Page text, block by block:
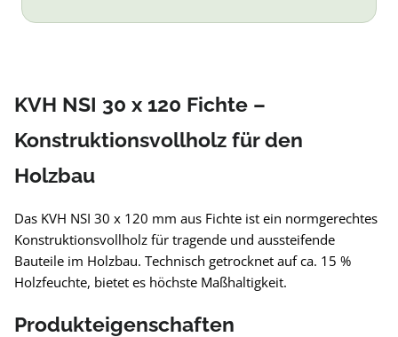
KVH NSI 30 x 120 Fichte –
Konstruktionsvollholz für den
Holzbau
Das KVH NSI 30 x 120 mm aus Fichte ist ein normgerechtes
Konstruktionsvollholz für tragende und aussteifende
Bauteile im Holzbau. Technisch getrocknet auf ca. 15 %
Holzfeuchte, bietet es höchste Maßhaltigkeit.
Produkteigenschaften